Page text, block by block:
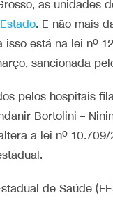
as unidades
. E não mais
isso está na lei nº
sancionada
pelos hospitais
Bortolini –
a lei nº
de Saúde